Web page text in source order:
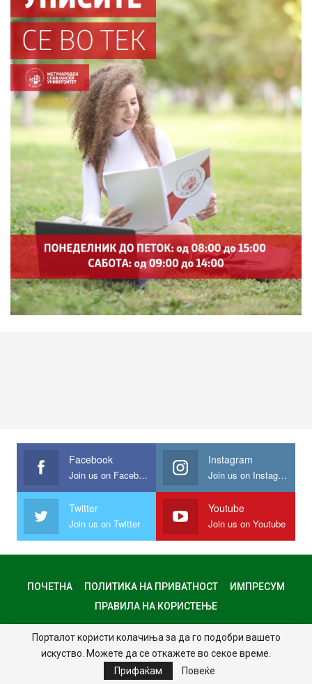
Facebook
Join us on Facebook
Instagram
Join us on Instagram
Twitter
Join us on Twitter
Youtube
Join us on Youtube
ПОЧЕТНА ПОЛИТИКА НА ПРИВАТНОСТ
ИМПРЕСУМ
ПРАВИЛА НА КОРИСТЕЊЕ
© 2024 - Сите права задржани.
Website Design:
Порталот користи колачиња за да го подобри вашето
искуство. Можете да се откажете во секое време.
Прифаќам
Повеќе